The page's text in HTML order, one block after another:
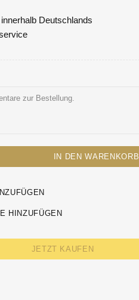
Deutschlands
IN DEN WARENKORB
HINZUFÜGEN
JETZT KAUFEN